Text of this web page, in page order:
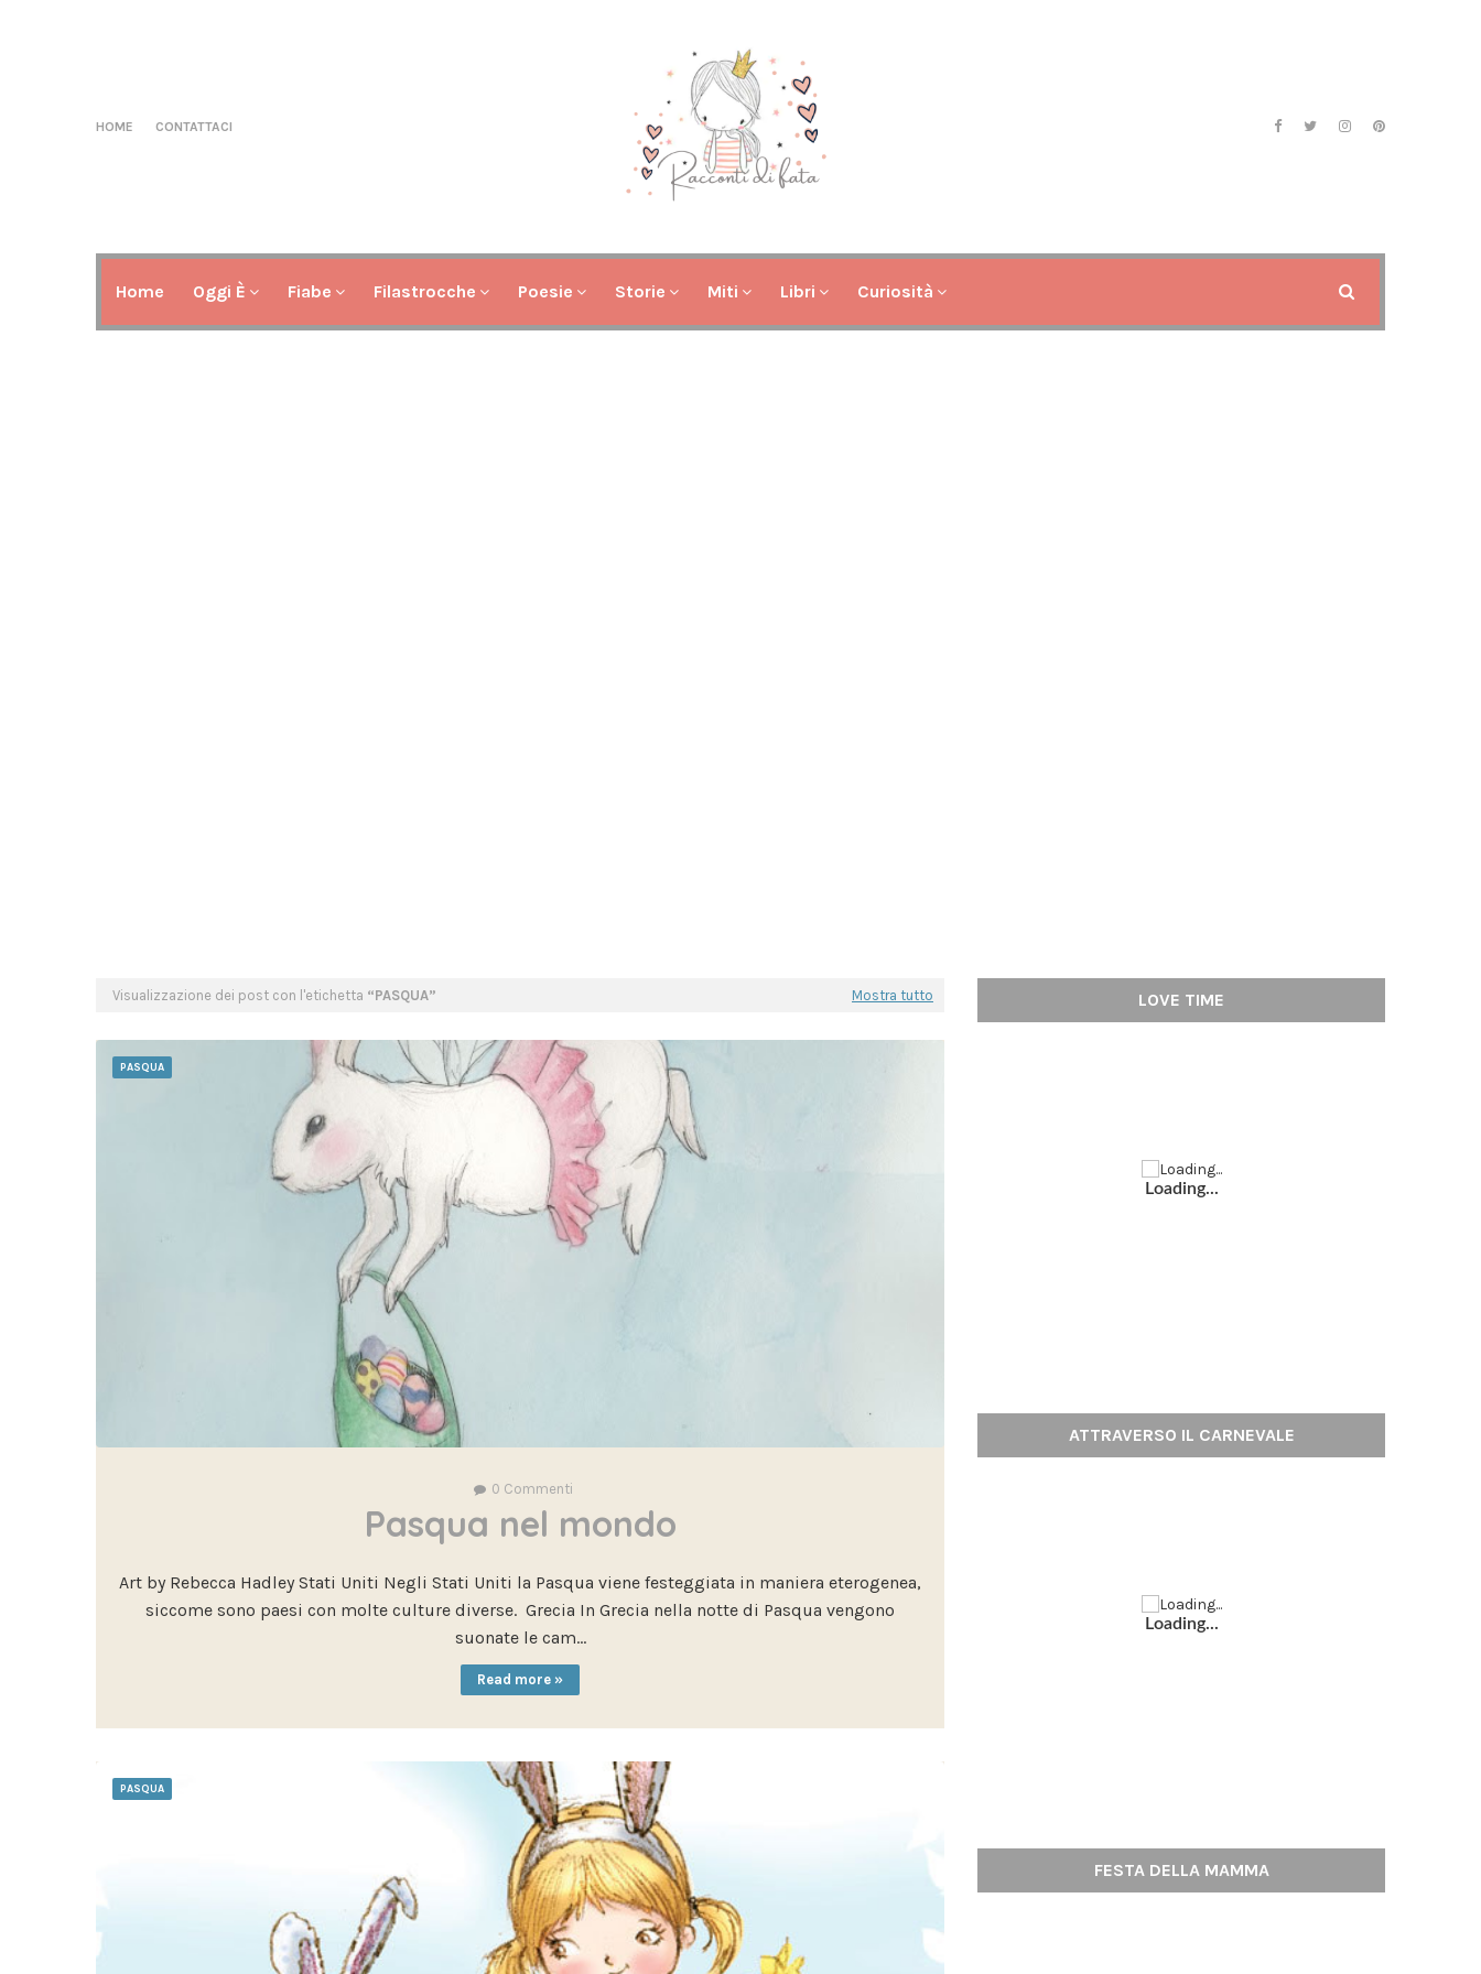
HOME CONTATTACI
Home Oggi È Fiabe Filastrocche Poesie Storie Miti Libri Curiosità
Visualizzazione dei post con l'etichetta PASQUA Mostra tutto
PASQUA
0 Commenti
Pasqua nel mondo
Art by Rebecca Hadley Stati Uniti Negli Stati Uniti la Pasqua viene festeggiata in maniera eterogenea,
siccome sono paesi con molte culture diverse. Grecia In Grecia nella notte di Pasqua vengono
suonate le cam…
Read more »
PASQUA
LOVE TIME
Loading...
ATTRAVERSO IL CARNEVALE
Loading...
FESTA DELLA MAMMA